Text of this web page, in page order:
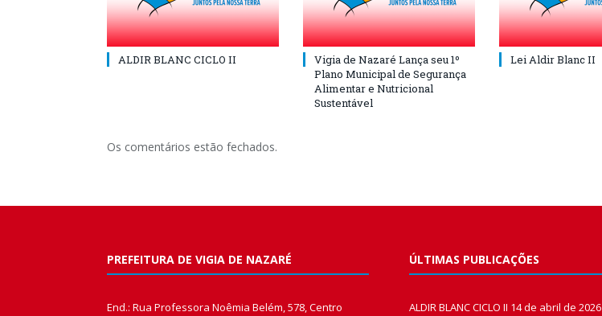
ALDIR BLANC CICLO II
Vigia de Nazaré Lança seu 1º
Plano Municipal de Segurança
Alimentar e Nutricional
Sustentável
Lei Aldir Blanc II
Os comentários estão fechados.
PREFEITURA DE VIGIA DE NAZARÉ
End.: Rua Professora Noêmia Belém, 578, Centro
ÚLTIMAS PUBLICAÇÕES
ALDIR BLANC CICLO II 14 de abril de 2026